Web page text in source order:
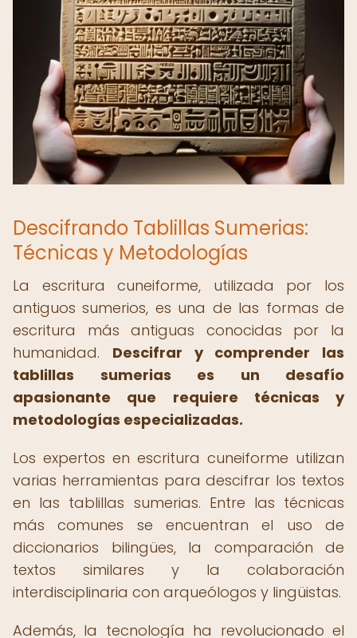
Descifrando Tablillas Sumerias:
Técnicas y Metodologías
La escritura cuneiforme, utilizada por los
antiguos sumerios, es una de las formas de
escritura más antiguas conocidas por la
humanidad. Descifrar y comprender las
tablillas sumerias es un desafío
apasionante que requiere técnicas y
metodologías especializadas.
Los expertos en escritura cuneiforme utilizan
varias herramientas para descifrar los textos
en las tablillas sumerias. Entre las técnicas
más comunes se encuentran el uso de
diccionarios bilingües, la comparación de
textos similares y la colaboración
interdisciplinaria con arqueólogos y lingüistas.
Además, la tecnología ha revolucionado el